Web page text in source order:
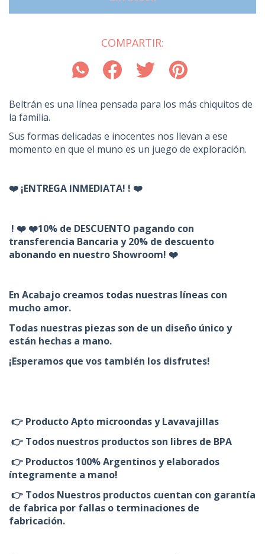
COMPARTIR:
Beltrán es una línea pensada para los más chiquitos de
la familia.
Sus formas delicadas e inocentes nos llevan a ese
momento en que el muno es un juego de exploración.
❤️ ¡ENTREGA INMEDIATA! ! ❤️
! ❤️ ❤️10% de DESCUENTO pagando con
transferencia Bancaria y 20% de descuento
abonando en nuestro Showroom! ❤️
En Acabajo creamos todas nuestras líneas con
mucho amor.
Todas nuestras piezas son de un diseño único y
están hechas a mano.
¡Esperamos que vos también los disfrutes!
👉 Producto Apto microondas y Lavavajillas
👉 Todos nuestros productos son libres de BPA
👉 Productos 100% Argentinos y elaborados
íntegramente a mano!
👉 Todos Nuestros productos cuentan con garantía
de fabrica por fallas o terminaciones de
fabricación.